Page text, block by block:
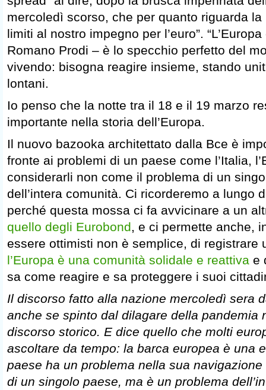
mercoledì scorso, che per quanto riguarda la
limiti al nostro impegno per l’euro”.
Romano Prodi – è lo specchio perfetto del
vivendo: bisogna reagire insieme, stando
lontani.
Io penso che la notte tra il 18 e il 19 marzo
importante nella storia dell’Europa.
Il nuovo bazooka architettato dalla Bce è
fronte ai problemi di un paese come l’Italia,
considerarli non come il problema di un
dell’intera comunità. Ci ricorderemo a lungo
perché questa mossa ci fa avvicinare a un
quello degli Eurobond, e ci permette anche,
essere ottimisti non è semplice, di registrare
l’Europa è una comunità solidale e reattiva e
sa come reagire e sa proteggere i suoi
Il discorso fatto alla nazione mercoledì sera
anche se spinto dal dilagare della pandemia
discorso storico. E dice quello che molti
ascoltare da tempo: la barca europea è una
paese ha un problema nella sua
di un singolo paese, ma è un problema